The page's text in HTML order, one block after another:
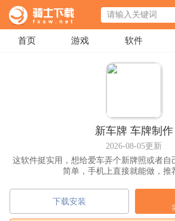
首页 游戏 软件
新车牌 车牌制作
2026-08-05更新
这软件挺实用，想给爱车弄个新牌照或者自
简单，手机上直接就能做，推
下载安装